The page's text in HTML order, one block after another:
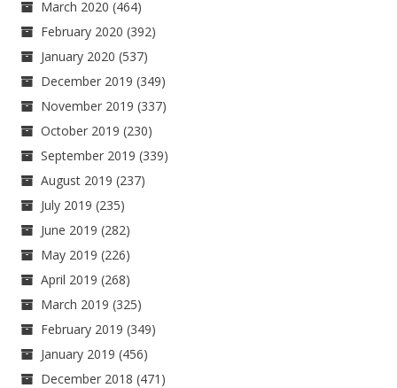
March 2020 (464)
February 2020 (392)
January 2020 (537)
December 2019 (349)
November 2019 (337)
October 2019 (230)
September 2019 (339)
August 2019 (237)
July 2019 (235)
June 2019 (282)
May 2019 (226)
April 2019 (268)
March 2019 (325)
February 2019 (349)
January 2019 (456)
December 2018 (471)